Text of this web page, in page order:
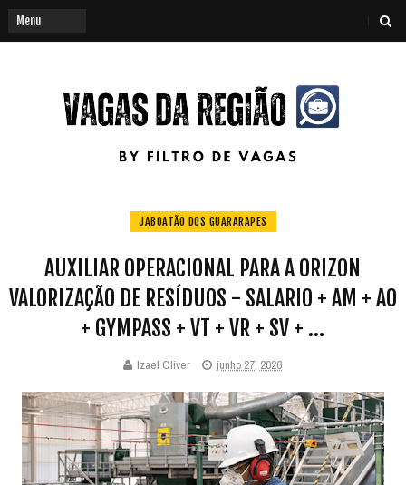
JABOATÃO DOS GUARARAPES
AUXILIAR OPERACIONAL PARA A ORIZON
VALORIZAÇÃO DE RESÍDUOS - SALARIO + AM + AO
+ GYMPASS + VT + VR + SV + ...
Izael Oliver junho 27, 2026